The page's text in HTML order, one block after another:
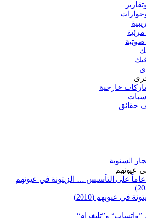
خارجية
حقائق
السنوية
عيونهم
20 عاماً على التأسيس … الزيتونة في عيونهم
في عيونهم (2010)
”واتساب“ و”تليغرام“